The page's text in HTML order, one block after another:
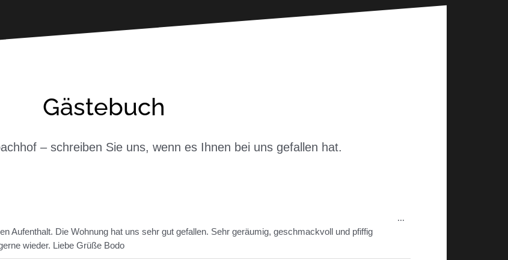
Gästebuch
– schreiben Sie uns, wenn es Ihnen bei uns gefallen hat.
Aufenthalt. Die Wohnung hat uns sehr gut gefallen. Sehr geräumig, geschmackvoll und pfiffig
wieder. Liebe Grüße Bodo
...